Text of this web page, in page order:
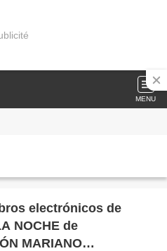
MENU
electrónicos de
NOCHE de
MARIANO